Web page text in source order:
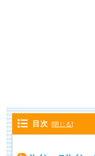
目次 [閉じる]